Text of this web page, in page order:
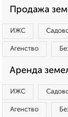
Продажа
ИЖС
Агенство
Аренда
ИЖС
Агенство